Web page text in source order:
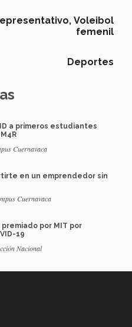
Voleibol
femenil
Deportes
a primeros estudiantes
Cuernavaca
en un emprendedor sin
Cuernavaca
por MIT por
19
Nacional